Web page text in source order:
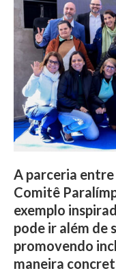
A parceria
Comitê
exemplo
pode ir além de
promovendo
maneira